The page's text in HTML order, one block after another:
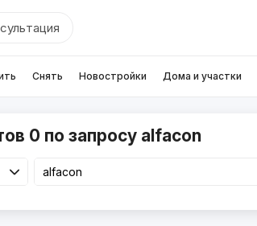
Снять Новостройки Дома и участки
0 по запросу alfacon